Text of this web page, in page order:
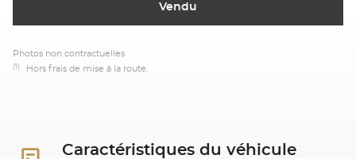
Vendu
Photos non contractuelles
(1) Hors frais de mise à la route.
Caractéristiques du véhicule